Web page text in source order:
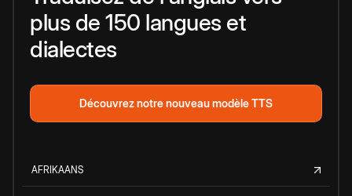
plus de 150 langues et
dialectes
Découvrez notre nouveau modèle TTS
AFRIKAANS